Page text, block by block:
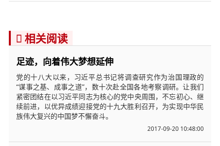
 相关阅读
足迹，向着伟大梦想延伸
党的十八大以来，习近平总书记将调查研究作为治国理政的
“谋事之基、成事之道”，数十次赴全国各地考察调研。让我们
紧密团结在以习近平同志为核心的党中央周围，不忘初心、继
续前进，以优异成绩迎接党的十九大胜利召开，为实现中华民
族伟大复兴的中国梦不懈奋斗。
2017-09-20 10:48:00